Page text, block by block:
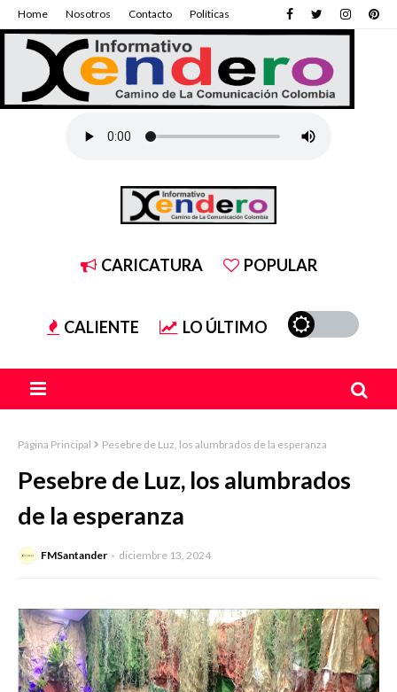
Home Nosotros Contacto Políticas
CARICATURA POPULAR
CALIENTE LO ÚLTIMO
Página Principal Pesebre de Luz, los alumbrados de la esperanza
Pesebre de Luz, los alumbrados
de la esperanza
FMSantander diciembre 13, 2024